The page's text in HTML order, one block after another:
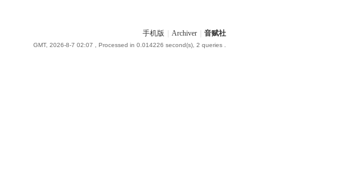
手机版 Archiver 音赋社
GMT, 2026-8-7 02:07 , Processed in 0.014226 second(s), 2 queries .